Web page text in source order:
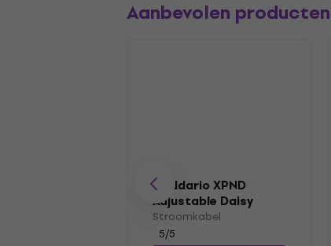
Aanbevolen producten
D'Addario XPND
Adjustable Daisy
Chain 200 cm
Stroomkabel
Stroomkabel
5/5